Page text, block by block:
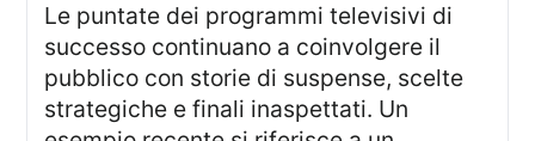
Le puntate dei programmi televisivi di
successo continuano a coinvolgere il
pubblico con storie di suspense, scelte
strategiche e finali inaspettati. Un